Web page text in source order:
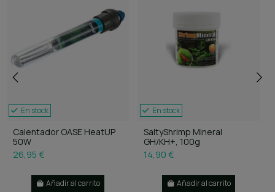
En stock
Calentador OASE HeatUP
50W
26,95 €
Añadir al carrito
En stock
SaltyShrimp Mineral
GH/KH+, 100g
14,90 €
Añadir al carrito